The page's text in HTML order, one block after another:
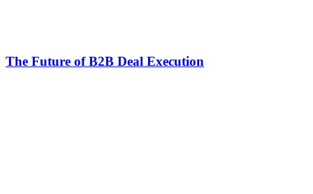
The Future of B2B Deal Execution